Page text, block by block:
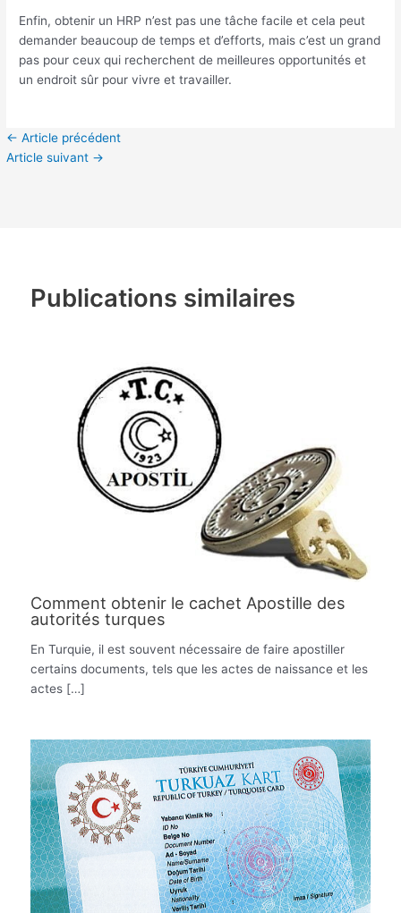
Enfin, obtenir un HRP n’est pas une tâche facile et cela peut
demander beaucoup de temps et d’efforts, mais c’est un grand
pas pour ceux qui recherchent de meilleures opportunités et
un endroit sûr pour vivre et travailler.
← Article précédent
Article suivant →
Publications similaires
Comment obtenir le cachet Apostille des
autorités turques
En Turquie, il est souvent nécessaire de faire apostiller
certains documents, tels que les actes de naissance et les
actes […]